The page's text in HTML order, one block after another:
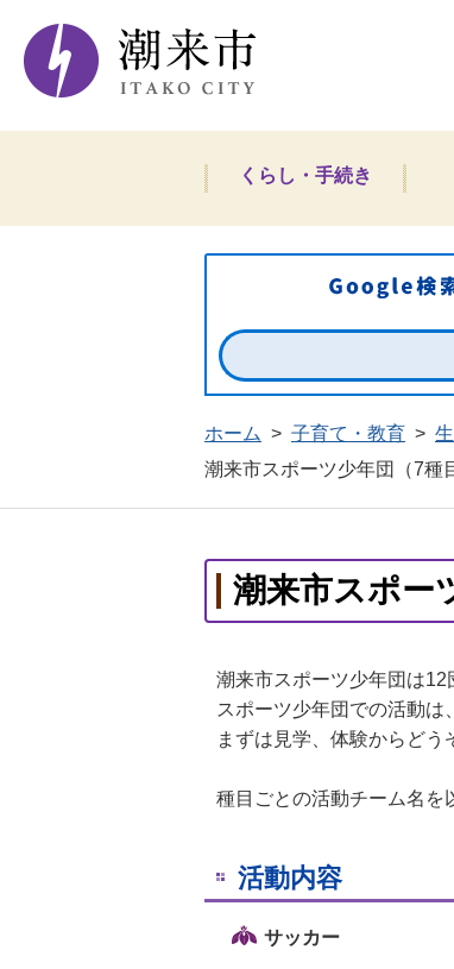
潮来市
くらし・手続き
ホーム > 子育て・教育 >
潮来市スポーツ少年団（7種
潮来市スポー
潮来市スポーツ少年団は12
スポーツ少年団での活動は
まずは見学、体験からどう
種目ごとの活動チーム名を
活動内容
サッカー